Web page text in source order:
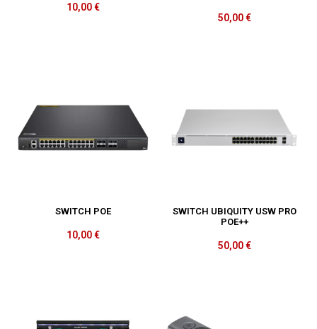
10,00€
50,00€
SWITCH POE
10,00€
SWITCH UBIQUITY USW PRO
POE++
50,00€